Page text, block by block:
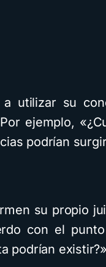
utilizar su
ejemplo,
podrían
su propio
con el
podrían